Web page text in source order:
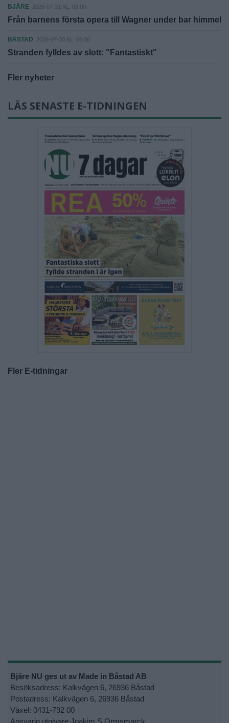
BJÄRE 2026-07-31 KL. 06:00
Från barnens första opera till Wagner under bar himmel
BÅSTAD 2026-07-30 KL. 06:00
Stranden fylldes av slott: "Fantastiskt"
Fler nyheter
LÄS SENASTE E-TIDNINGEN
Fler E-tidningar
Bjäre NU ges ut av Made in Båstad AB
Besöksadress: Kalkvägen 6, 26936 Båstad
Postadress: Kalkvägen 6, 26936 Båstad
Växel: 0431-792 00
Ansvarig utgivare Joakim S Ormsmarck